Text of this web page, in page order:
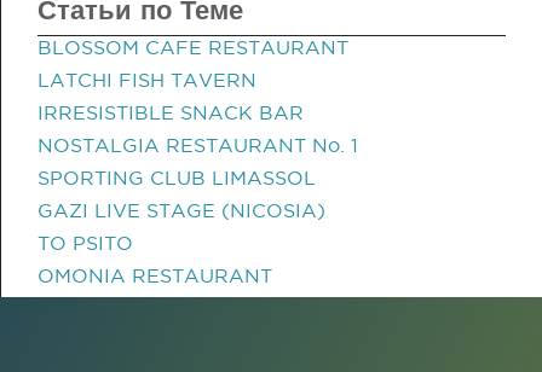
Статьи по Теме
BLOSSOM CAFE RESTAURANT
LATCHI FISH TAVERN
IRRESISTIBLE SNACK BAR
NOSTALGIA RESTAURANT No. 1
SPORTING CLUB LIMASSOL
GAZI LIVE STAGE (NICOSIA)
TO PSITO
OMONIA RESTAURANT